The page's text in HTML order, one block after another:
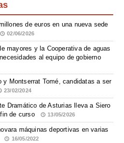
de euros en una nueva sede
02/06/2026
mayores y la Cooperativa de aguas
al equipo de gobierno
y Montserrat Tomé, candidatas a ser
23/02/2024
Dramático de Asturias lleva a Siero
de curso
13/05/2026
máquinas deportivas en varias
16/05/2022